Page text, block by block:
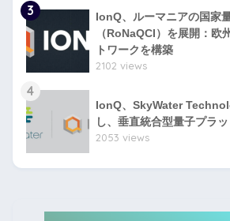
3
IonQ、ルーマニアの国家
（RoNaQCI）を展開：欧
トワークを構築
2102 views
4
IonQ、SkyWater
し、垂直統合型量子プラ
2053 views